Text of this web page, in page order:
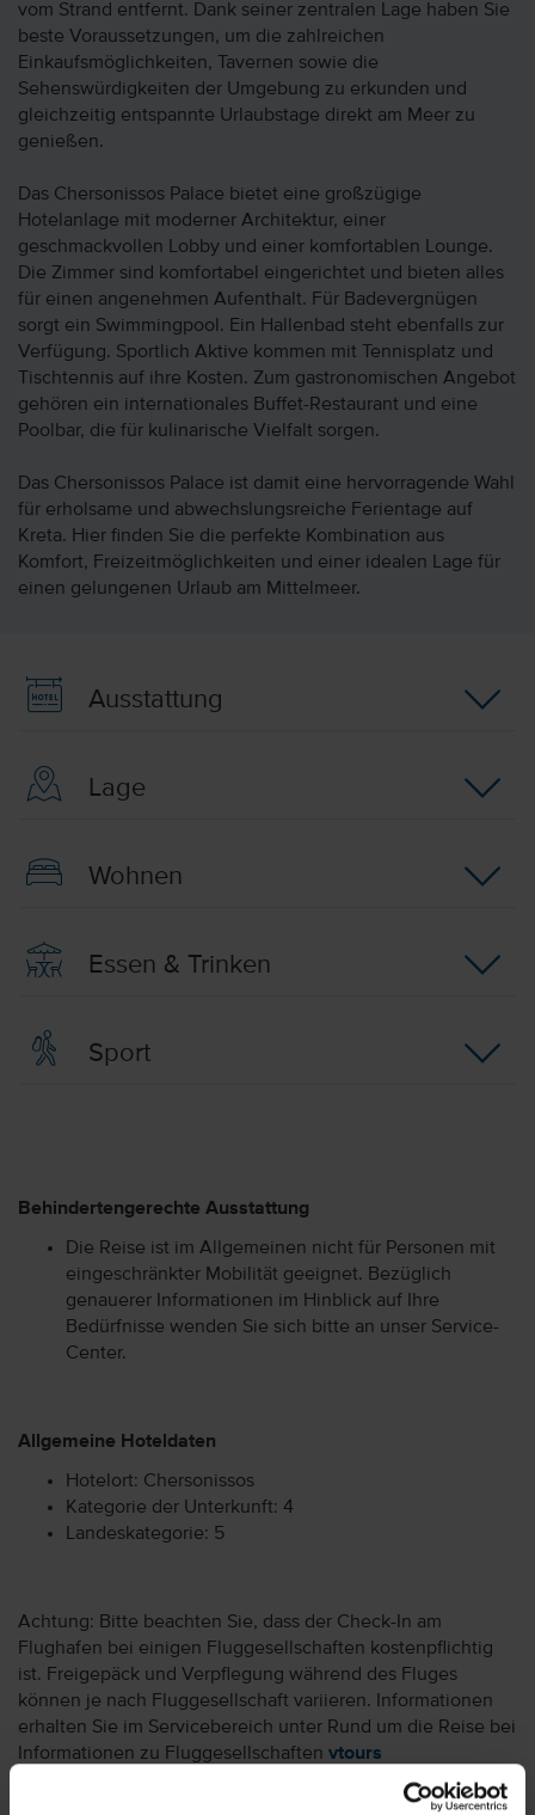
vom Strand entfernt. Dank seiner zentralen Lage haben Sie
beste Voraussetzungen, um die zahlreichen
Einkaufsmöglichkeiten, Tavernen sowie die
Sehenswürdigkeiten der Umgebung zu erkunden und
gleichzeitig entspannte Urlaubstage direkt am Meer zu
genießen.
Das Chersonissos Palace bietet eine großzügige
Hotelanlage mit moderner Architektur, einer
geschmackvollen Lobby und einer komfortablen Lounge.
Die Zimmer sind komfortabel eingerichtet und bieten alles
für einen angenehmen Aufenthalt. Für Badevergnügen
sorgt ein Swimmingpool. Ein Hallenbad steht ebenfalls zur
Verfügung. Sportlich Aktive kommen mit Tennisplatz und
Tischtennis auf ihre Kosten. Zum gastronomischen Angebot
gehören ein internationales Buffet-Restaurant und eine
Poolbar, die für kulinarische Vielfalt sorgen.
Das Chersonissos Palace ist damit eine hervorragende Wahl
für erholsame und abwechslungsreiche Ferientage auf
Kreta. Hier finden Sie die perfekte Kombination aus
Komfort, Freizeitmöglichkeiten und einer idealen Lage für
einen gelungenen Urlaub am Mittelmeer.
Ausstattung
Lage
Wohnen
Essen & Trinken
Sport
Behindertengerechte Ausstattung
Die Reise ist im Allgemeinen nicht für Personen mit
eingeschränkter Mobilität geeignet. Bezüglich
genauerer Informationen im Hinblick auf Ihre
Bedürfnisse wenden Sie sich bitte an unser Service-
Center.
Allgemeine Hoteldaten
Hotelort: Chersonissos
Kategorie der Unterkunft: 4
Landeskategorie: 5
Achtung: Bitte beachten Sie, dass der Check-In am
Flughafen bei einigen Fluggesellschaften kostenpflichtig
ist. Freigepäck und Verpflegung während des Fluges
können je nach Fluggesellschaft variieren. Informationen
erhalten Sie im Servicebereich unter Rund um die Reise bei
Informationen zu Fluggesellschaften vtours